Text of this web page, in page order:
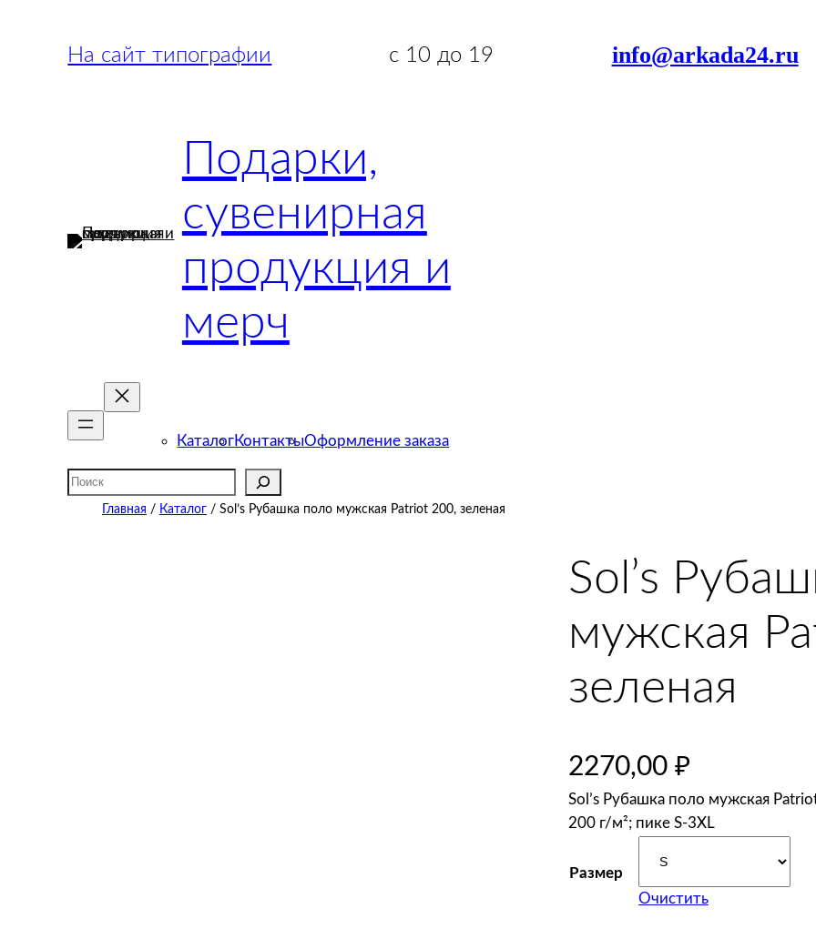
содержимомуНа сайт типографии с 10 до 19 info@arkada24.ru
Подарки,
сувенирная
продукция и
мерч
КаталогКонтактыОформление заказа
Поиск
Главная / Каталог / Sol’s Рубашка поло мужская Patriot 200, зеленая
Sol’s
мужская
зеленая
2270,00 ₽
Sol’s Рубашка поло мужская
200 г/м²; пике S-3XL
Размер
Очистить